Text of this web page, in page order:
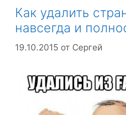
Как удалить
навсегда и
19.10.2015 от Сергей